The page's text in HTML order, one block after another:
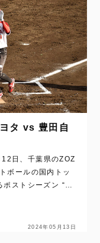
タ vs 豊田自
日、千葉県のZOZ
ボールの国内トッ
ストシーズン “ダ
2024年05月13日